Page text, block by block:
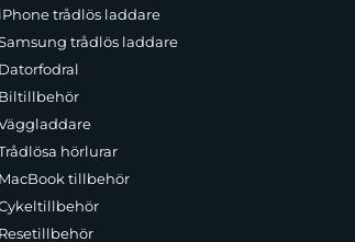
iPhone trådlös laddare
trådlös laddare
Datorfodral
Biltillbehör
hörlurar
MacBook tillbehör
Resetillbehör